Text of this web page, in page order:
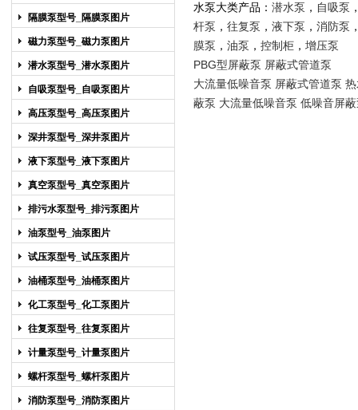
隔膜泵型号_隔膜泵图片
磁力泵型号_磁力泵图片
潜水泵型号_潜水泵图片
自吸泵型号_自吸泵图片
高压泵型号_高压泵图片
深井泵型号_深井泵图片
液下泵型号_液下泵图片
真空泵型号_真空泵图片
排污水泵型号_排污泵图片
油泵型号_油泵图片
试压泵型号_试压泵图片
油桶泵型号_油桶泵图片
化工泵型号_化工泵图片
往复泵型号_往复泵图片
计量泵型号_计量泵图片
螺杆泵型号_螺杆泵图片
消防泵型号_消防泵图片
水泵大类产品： 潜水泵 ， 自吸泵
杆泵 ， 往复泵 ， 液下泵 ， 消防泵
膜泵 ， 油泵 ， 控制柜 ， 增压泵
PBG型屏蔽泵 屏蔽式管道泵
大流量低噪音泵 屏蔽式管道泵
蔽泵 大流量低噪音泵 低噪音屏